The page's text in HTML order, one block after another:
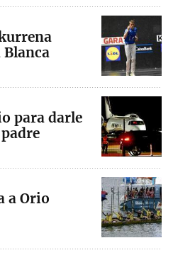
para darle
a Orio